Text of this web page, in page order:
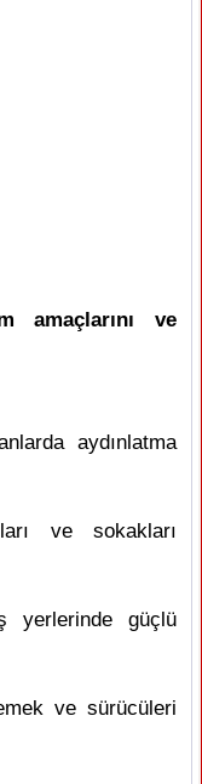
amaçlarını ve
aydınlatma
ve sokakları
güçlü
ve sürücüleri